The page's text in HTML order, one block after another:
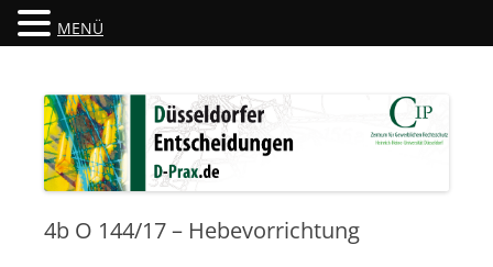
Düsseldorfer Entscheidungen
4b O 144/17 – Hebevorrichtung
MENÜ